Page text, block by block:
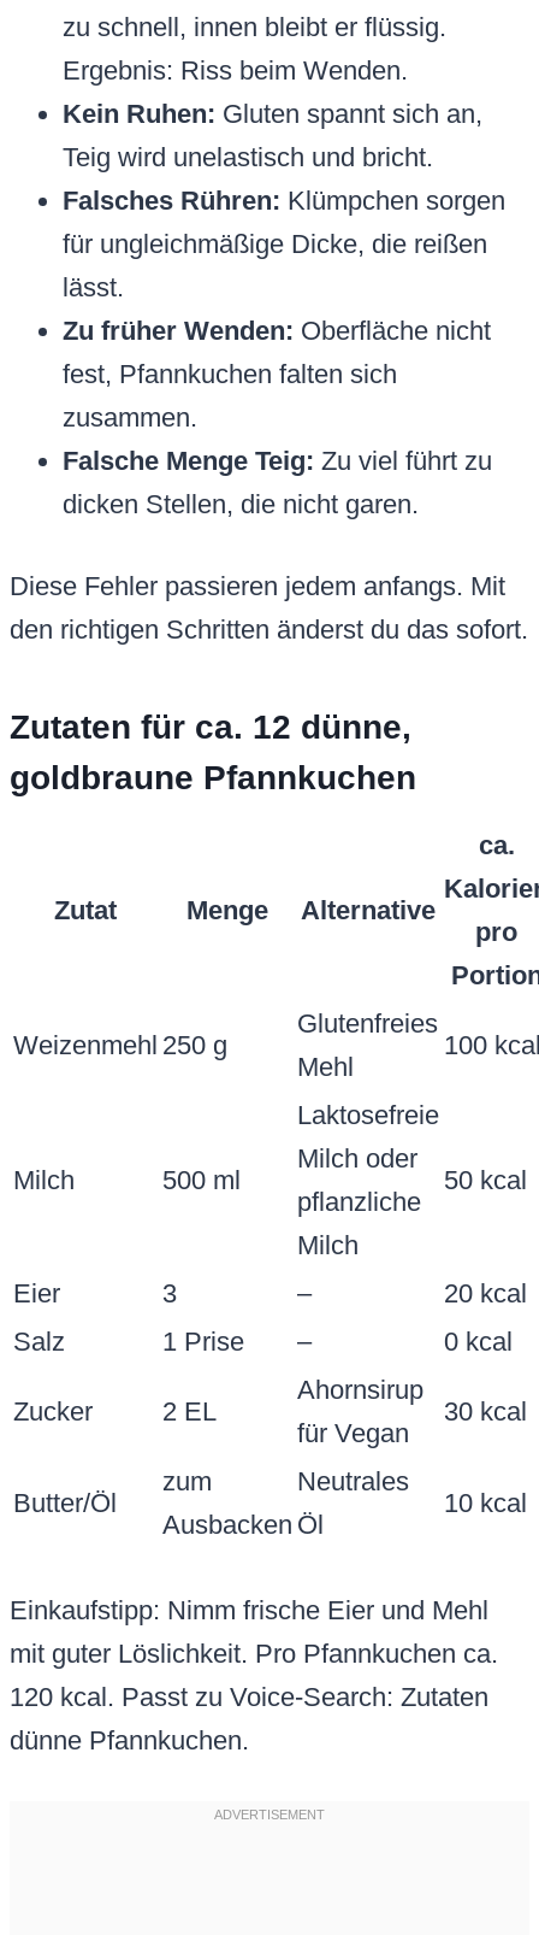
zu schnell, innen bleibt er flüssig.
Ergebnis: Riss beim Wenden.
Kein Ruhen: Gluten spannt sich an,
Teig wird unelastisch und bricht.
Falsches Rühren: Klümpchen sorgen
für ungleichmäßige Dicke, die reißen
lässt.
Zu früher Wenden: Oberfläche nicht
fest, Pfannkuchen falten sich
zusammen.
Falsche Menge Teig: Zu viel führt zu
dicken Stellen, die nicht garen.
Diese Fehler passieren jedem anfangs. Mit
den richtigen Schritten änderst du das sofort.
Zutaten für ca. 12 dünne,
goldbraune Pfannkuchen
Zutat Menge Alternative
ca.
pro
Weizenmehl 250 g
Glutenfreies
Mehl
100
Milch 500 ml
Laktosefreie
Milch oder
pflanzliche
Milch
50 kcal
Eier 3 –
20 kcal
Salz
1 Prise – 0 kcal
Zucker 2 EL
Ahornsirup
für Vegan
30 kcal
Butter/Öl
zum
Ausbacken
Neutrales
Öl
10 kcal
Einkaufstipp: Nimm frische Eier und Mehl
mit guter Löslichkeit. Pro Pfannkuchen ca.
120 kcal. Passt zu Voice-Search: Zutaten
dünne Pfannkuchen.